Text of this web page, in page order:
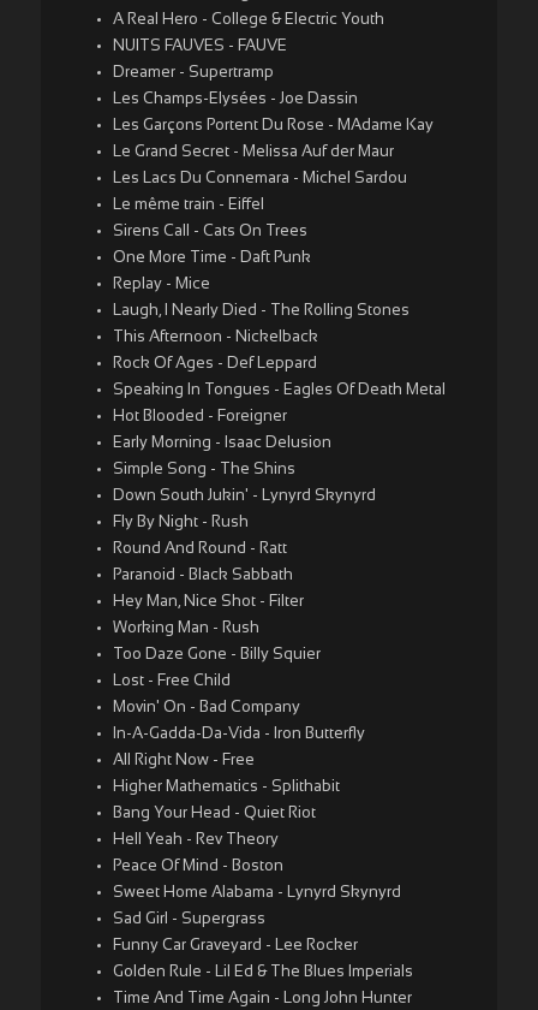
A Real Hero - College & Electric Youth
NUITS FAUVES - FAUVE
Dreamer - Supertramp
Les Champs-Elysées - Joe Dassin
Les Garçons Portent Du Rose - MAdame Kay
Le Grand Secret - Melissa Auf der Maur
Les Lacs Du Connemara - Michel Sardou
Le même train - Eiffel
Sirens Call - Cats On Trees
One More Time - Daft Punk
Replay - Mice
Laugh, I Nearly Died - The Rolling Stones
This Afternoon - Nickelback
Rock Of Ages - Def Leppard
Speaking In Tongues - Eagles Of Death Metal
Hot Blooded - Foreigner
Early Morning - Isaac Delusion
Simple Song - The Shins
Down South Jukin' - Lynyrd Skynyrd
Fly By Night - Rush
Round And Round - Ratt
Paranoid - Black Sabbath
Hey Man, Nice Shot - Filter
Working Man - Rush
Too Daze Gone - Billy Squier
Lost - Free Child
Movin' On - Bad Company
In-A-Gadda-Da-Vida - Iron Butterfly
All Right Now - Free
Higher Mathematics - Splithabit
Bang Your Head - Quiet Riot
Hell Yeah - Rev Theory
Peace Of Mind - Boston
Sweet Home Alabama - Lynyrd Skynyrd
Sad Girl - Supergrass
Funny Car Graveyard - Lee Rocker
Golden Rule - Lil Ed & The Blues Imperials
Time And Time Again - Long John Hunter